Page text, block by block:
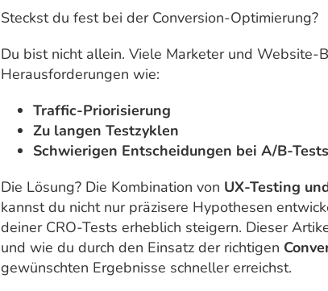
Steckst du fest bei der Conversion-Optimierung?
Du bist nicht allein. Viele Marketer und Website-
Herausforderungen wie:
Traffic-Priorisierung
Zu langen Testzyklen
Schwierigen Entscheidungen bei A/B-Tests
Die Lösung? Die Kombination von UX-Testing
kannst du nicht nur präzisere Hypothesen
deiner CRO-Tests erheblich steigern. Dieser
und wie du durch den Einsatz der richtigen
gewünschten Ergebnisse schneller erreichst.